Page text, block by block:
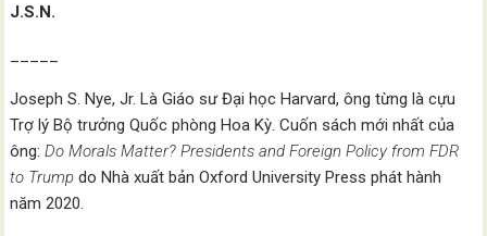
J.S.N.
Joseph S. Nye, Jr. Là Giáo sư Đại học Harvard, ông từng là cựu
Trợ lý Bộ trưởng Quốc phòng Hoa Kỳ. Cuốn sách mới nhất của
ông:Do Morals Matter? Presidents and Foreign Policy from FDR
to Trump do Nhà xuất bản Oxford University Press phát hành
năm 2020.